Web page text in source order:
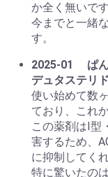
か全く無いです
今までと一緒
す。
2025-01
ぱ
デュタステリ
使い始めて数
ており、これ
この薬剤はI型
害するため、
に抑制してく
特に驚いたの